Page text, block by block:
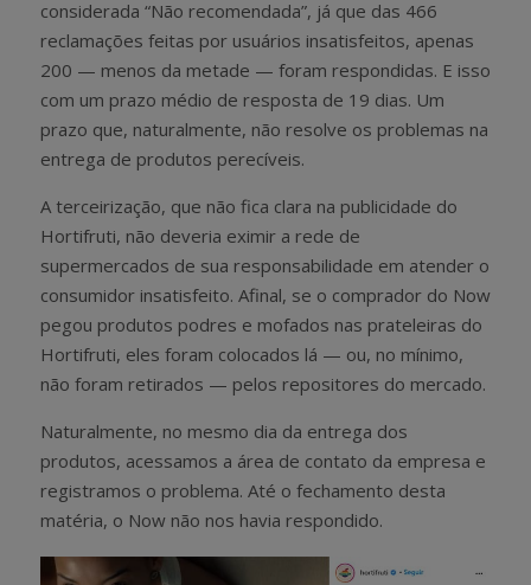
considerada “Não recomendada”, já que das 466
reclamações feitas por usuários insatisfeitos, apenas
200 — menos da metade — foram respondidas. E isso
com um prazo médio de resposta de 19 dias. Um
prazo que, naturalmente, não resolve os problemas na
entrega de produtos perecíveis.
A terceirização, que não fica clara na publicidade do
Hortifruti, não deveria eximir a rede de
supermercados de sua responsabilidade em atender o
consumidor insatisfeito. Afinal, se o comprador do Now
pegou produtos podres e mofados nas prateleiras do
Hortifruti, eles foram colocados lá — ou, no mínimo,
não foram retirados — pelos repositores do mercado.
Naturalmente, no mesmo dia da entrega dos
produtos, acessamos a área de contato da empresa e
registramos o problema. Até o fechamento desta
matéria, o Now não nos havia respondido.